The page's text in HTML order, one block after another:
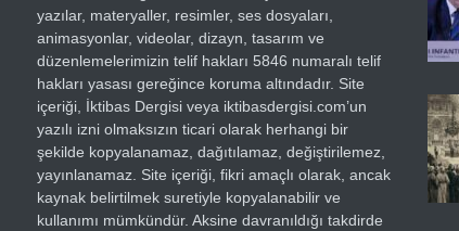
yazılar, materyaller, resimler, ses dosyaları,
animasyonlar, videolar, dizayn, tasarım ve
düzenlemelerimizin telif hakları 5846 numaralı telif
hakları yasası gereğince koruma altındadır. Site
içeriği, İktibas Dergisi veya iktibasdergisi.com’un
yazılı izni olmaksızın ticari olarak herhangi bir
şekilde kopyalanamaz, dağıtılamaz, değiştirilemez,
yayınlanamaz. Site içeriği, fikri amaçlı olarak, ancak
kaynak belirtilmek suretiyle kopyalanabilir ve
kullanımı mümkündür. Aksine davranıldığı takdirde